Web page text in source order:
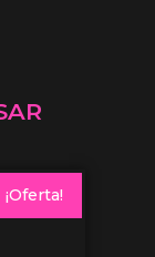
¡Oferta!